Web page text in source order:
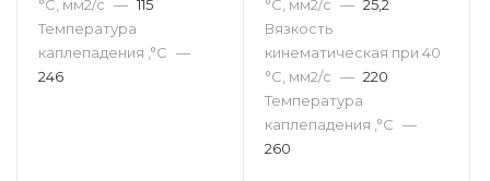
°С, мм2/с — 115
Температура
каплепадения ,°C —
246
°С, мм2/с — 25,2
Вязкость
кинематическая при 40
°С, мм2/с — 220
Температура
каплепадения ,°C —
260